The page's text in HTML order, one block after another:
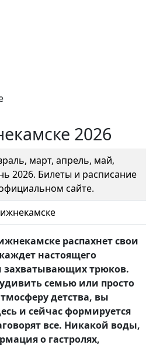
2026
март, апрель, май,
2026. Билеты и расписание
сайте.
распахнет свои
настоящего
захватывающих трюков.
семью или просто
детства, вы
и сейчас формируется
все. Никакой воды,
о гастролях,